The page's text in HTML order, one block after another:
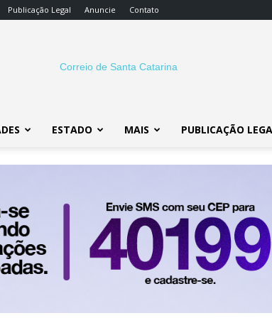
Publicação Legal Anuncie Contato
SC
ESTADO MAIS PUBLICAÇÃO